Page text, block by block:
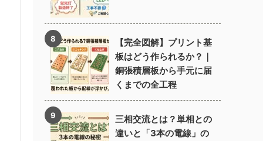
【完全図解】プリント基
板はどう作られるか？｜
銅張積層板から手元に届
くまでの全工程
三相交流とは？単相との
違いと「3本の電線」の